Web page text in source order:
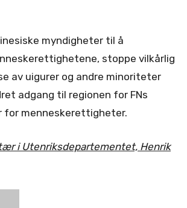
myndigheter til å
stoppe vilkårlig
av uigurer og andre minoriteter
adgang til regionen for FNs
for menneskerettigheter.
i Utenriksdepartementet, Henrik